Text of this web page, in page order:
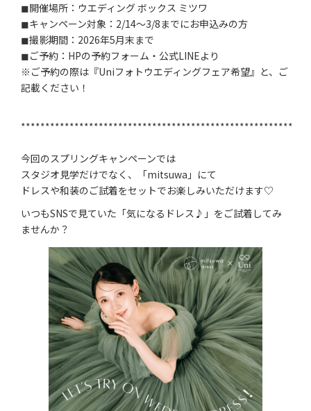
◼開催場所：ウエディング ボックス ミツワ
◼キャンペーン対象：2/14～3/8までにお申込みの方
◼撮影期間：2026年5月末まで
◼ご予約：HPの予約フォーム・公式LINEより
※ご予約の際は『Uniフォトウエディングフェア希望』と、ご
記載ください！
********************************************************
今回のスプリングキャンペーンでは
スタジオ見学だけでなく、「mitsuwa」にて
ドレスや和装のご試着をセットでお楽しみいただけます♡
いつもSNSで見ていた「気になるドレス♪」をご試着してみ
ませんか？